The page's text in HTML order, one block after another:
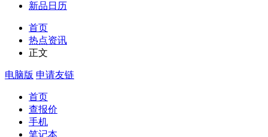
新品日历
首页
热点资讯
正文
电脑版 申请友链
首页
查报价
手机
笔记本